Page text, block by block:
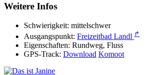
Weitere Infos
Schwierigkeit: mittelschwer
Ausgangspunkt: Freizeitbad Landl ↱
Eigenschaften: Rundweg, Fluss
GPS-Track: Download Komoot